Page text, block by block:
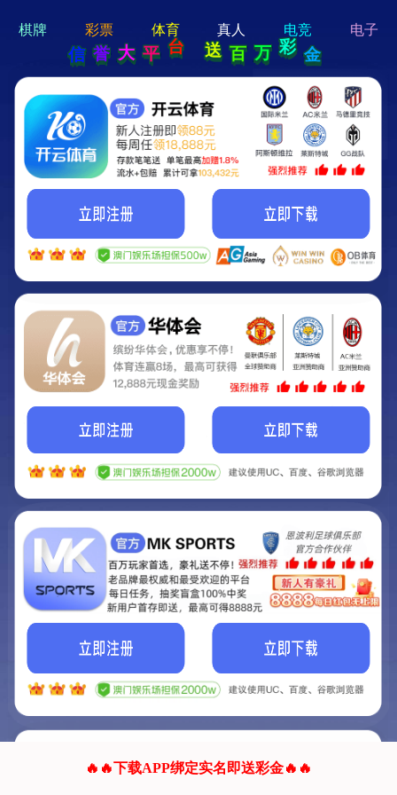
hi 💗
Hey Guys!
我们即将上线啦...
我们的网站正在建设.
它将是非常棒的网站.
联系我们!